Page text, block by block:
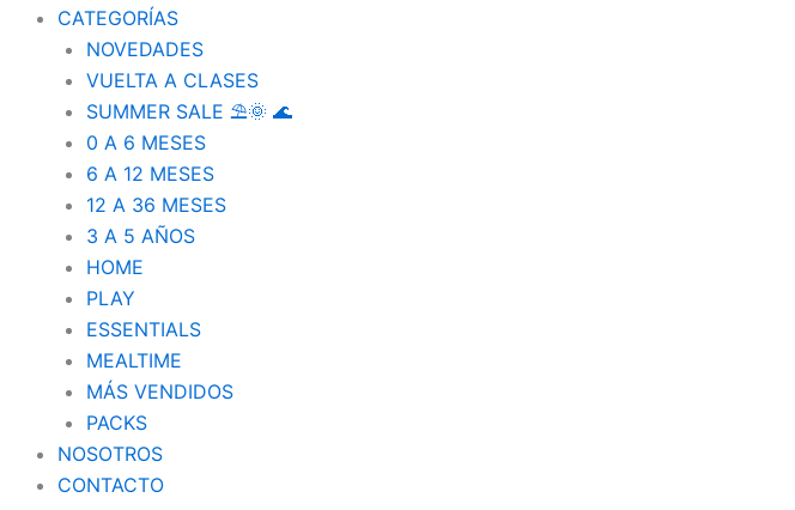
CATEGORÍAS
NOVEDADES
VUELTA A CLASES
SUMMER SALE ⛱️🌞 🌊
0 A 6 MESES
6 A 12 MESES
12 A 36 MESES
3 A 5 AÑOS
HOME
PLAY
ESSENTIALS
MEALTIME
MÁS VENDIDOS
PACKS
NOSOTROS
CONTACTO